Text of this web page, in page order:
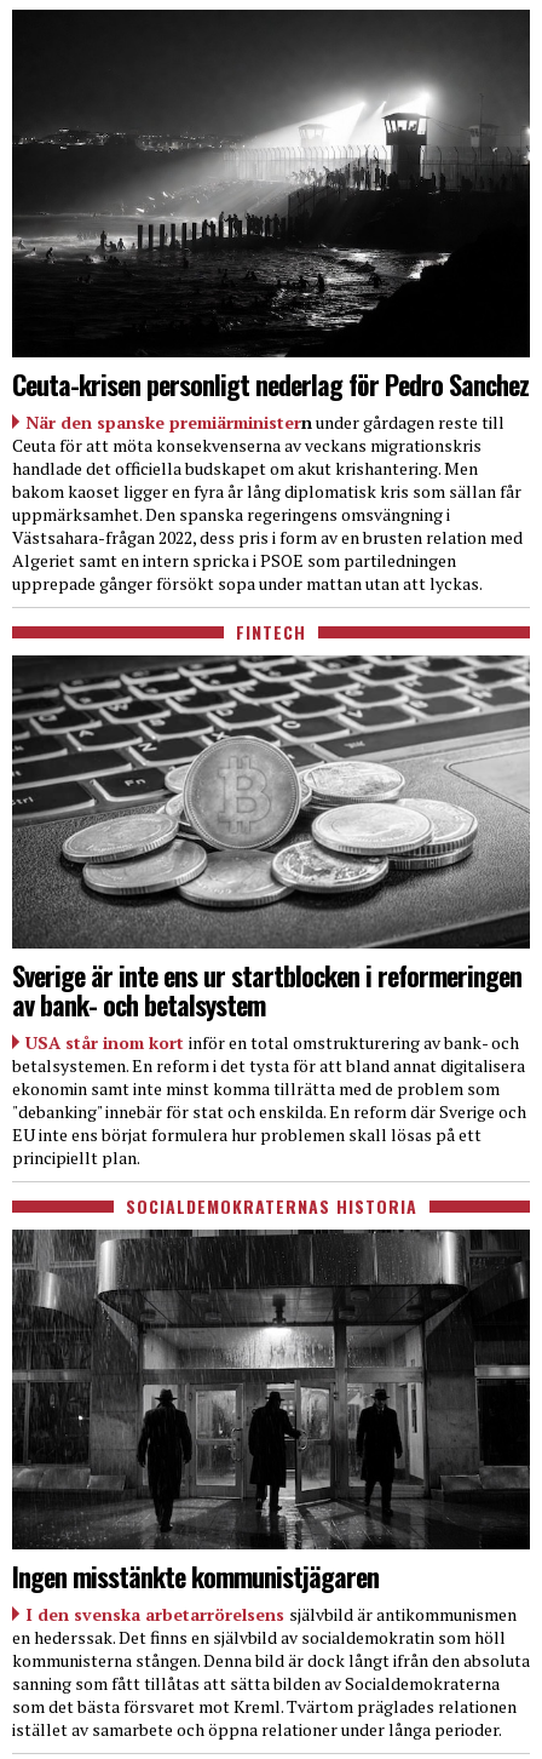
Ceuta-krisen personligt nederlag för Pedro Sanchez
När den spanske premiärministernunder gårdagen reste till
Ceuta för att möta konsekvenserna av veckans migrationskris
handlade det officiella budskapet om akut krishantering. Men
bakom kaoset ligger en fyra år lång diplomatisk kris som sällan får
uppmärksamhet. Den spanska regeringens omsvängning i
Västsahara-frågan 2022, dess pris i form av en brusten relation med
Algeriet samt en intern spricka i PSOE som partiledningen
upprepade gånger försökt sopa under mattan utan att lyckas.
FINTECH
Sverige är inte ens ur startblocken i reformeringen
av bank- och betalsystem
USA står inom kort inför en total omstrukturering av bank- och
betalsystemen. En reform i det tysta för att bland annat digitalisera
ekonomin samt inte minst komma tillrätta med de problem som
"debanking" innebär för stat och enskilda. En reform där Sverige och
EU inte ens börjat formulera hur problemen skall lösas på ett
principiellt plan.
SOCIALDEMOKRATERNAS HISTORIA
Ingen misstänkte kommunistjägaren
I den svenska arbetarrörelsens självbild är antikommunismen
en hederssak. Det finns en självbild av socialdemokratin som höll
kommunisterna stången. Denna bild är dock långt ifrån den absoluta
sanning som fått tillåtas att sätta bilden av Socialdemokraterna
som det bästa försvaret mot Kreml. Tvärtom präglades relationen
istället av samarbete och öppna relationer under långa perioder.